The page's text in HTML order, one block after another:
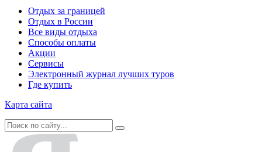
Отдых за границей
Отдых в России
Все виды отдыха
Способы оплаты
Акции
Сервисы
Электронный журнал лучших туров
Где купить
Карта сайта